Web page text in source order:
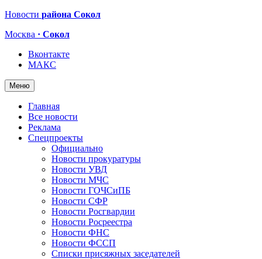
Новости района Сокол
Москва · Сокол
Вконтакте
МАКС
Меню
Главная
Все новости
Реклама
Спецпроекты
Официально
Новости прокуратуры
Новости УВД
Новости МЧС
Новости ГОЧСиПБ
Новости СФР
Новости Росгвардии
Новости Росреестра
Новости ФНС
Новости ФССП
Списки присяжных заседателей